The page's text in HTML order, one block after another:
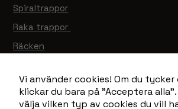
Spiraltrappor
Raka trappor
Räcken
Gallerdurk
Lagervaror
Vi använder cookies! Om du tycker
klickar du bara på "Acceptera
välja vilken typ av cookies du vill